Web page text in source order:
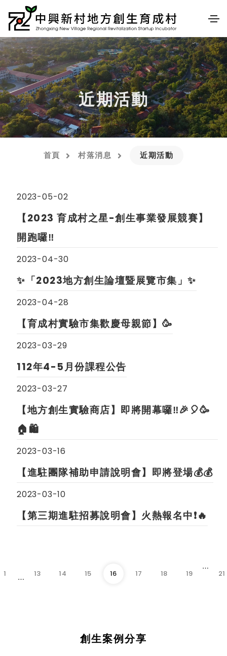
近期活動
首頁 村落消息 近期活動
2023-05-02
【2023 育成村之星-創生事業發展競賽】
開跑囉‼️
2023-04-30
✨「2023地方創生論壇暨展覽市集」✨
2023-04-28
【育成村實驗市集歡慶母親節】🥳
2023-03-29
112年4-5月份課程公告
2023-03-27
【地方創生實驗商店】即將開幕囉‼️🎉🎈🥳
🏠🛍
2023-03-16
【進駐團隊補助申請說明會】即將登場💰💰
2023-03-10
【第三期進駐招募說明會】火熱報名中❗️🔥
1
⋯
13 14 15 16 17 18 19
⋯
21
創生案例分享